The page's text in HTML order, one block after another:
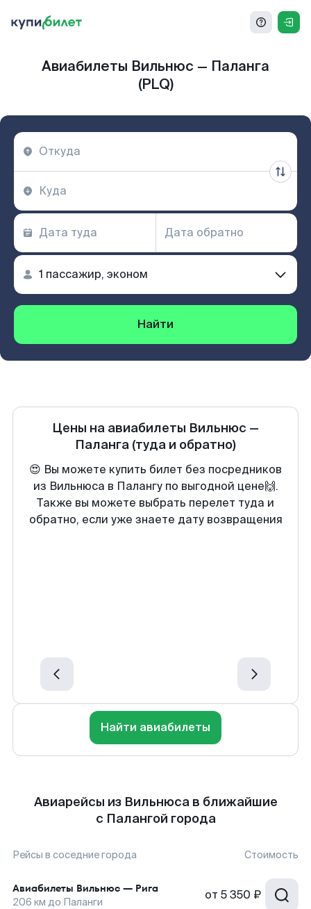
Авиабилеты Вильнюс — Паланга
(PLQ)
Найти
Цены на авиабилеты Вильнюс —
Паланга (туда и обратно)
😍 Вы можете купить билет без посредников
из Вильнюса в Палангу по выгодной цене🙌.
Также вы можете выбрать перелет туда и
обратно, если уже знаете дату возвращения
Найти авиабилеты
Авиарейсы из Вильнюса в ближайшие
с Палангой города
Рейсы в соседние города Стоимость
Авиабилеты Вильнюс — Рига
206 км до Паланги от 5 350 ₽